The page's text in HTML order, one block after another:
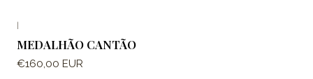
MEDALHÃO CANTÃO
€160,00 EUR